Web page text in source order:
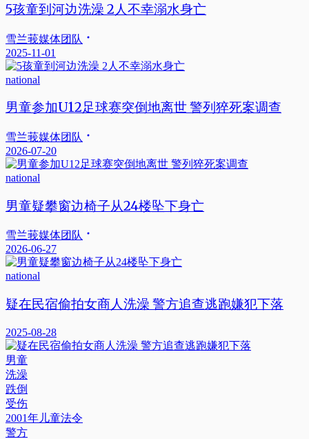
5孩童到河边洗澡 2人不幸溺水身亡
雪兰莪媒体团队
2025-11-01
national
男童参加U12足球赛突倒地离世 警列猝死案调查
雪兰莪媒体团队
2026-07-20
national
男童疑攀窗边椅子从24楼坠下身亡
雪兰莪媒体团队
2026-06-27
national
疑在民宿偷拍女商人洗澡 警方追查逃跑嫌犯下落
2025-08-28
男童
洗澡
跌倒
受伤
2001年儿童法令
警方